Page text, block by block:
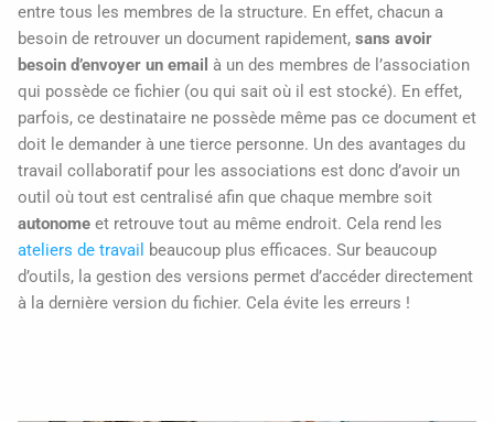
entre tous les membres de la structure. En effet, chacun a
besoin de retrouver un document rapidement, sans avoir
besoin d’envoyer un email à un des membres de l’association
qui possède ce fichier (ou qui sait où il est stocké). En effet,
parfois, ce destinataire ne possède même pas ce document et
doit le demander à une tierce personne. Un des avantages du
travail collaboratif pour les associations est donc d’avoir un
outil où tout est centralisé afin que chaque membre soit
autonome et retrouve tout au même endroit. Cela rend les
ateliers de travail
beaucoup plus efficaces. Sur beaucoup
d’outils, la gestion des versions permet d’accéder directement
à la dernière version du fichier. Cela évite les erreurs !